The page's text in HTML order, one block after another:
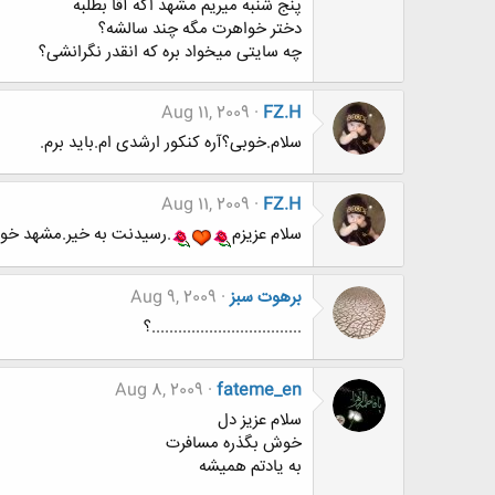
پنج شنبه میریم مشهد اگه آقا بطلبه
دختر خواهرت مگه چند سالشه؟
چه سایتی میخواد بره که انقدر نگرانشی؟
FZ.H
Aug 11, 2009
سلام.خوبی؟آره کنکور ارشدی ام.باید برم.
FZ.H
Aug 11, 2009
سلام عزیزم
.رسیدنت به خیر.مشهد
برهوت سبز Aug 9, 2009
..................................؟
fateme_en
Aug 8, 2009
سلام عزیز دل
خوش بگذره مسافرت
به یادتم همیشه